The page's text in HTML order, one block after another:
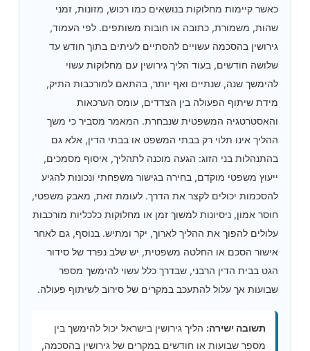
כאשר קיימות מחלוקות בנושאים כמו רכוש, מזונות, זמני
שהות, משמורת, כתובה או חובות משותפים. לפי העמוד,
גירושין בהסכמה עשויים להסתיים לעיתים בתוך חודש עד
שלושה חודשים, בעוד הליך גירושין עם מחלוקות עשוי
להימשך שנה, שנתיים ואף יותר, בהתאם למורכבות התיק,
מידת שיתוף הפעולה בין הצדדים, עומס הערכאות
והאסטרטגיה המשפטית שנבחרת. המאמר מסביר כי משך
ההליך אינו תלוי רק בבתי המשפט או בבתי הדין, אלא גם
בהתנהלות בני הזוג: הגעה מוכנה לתהליך, איסוף מסמכים,
ייעוץ משפטי מוקדם, בחירה בגישור משפחתי ונכונות להגיע
להסכמות יכולים לקצר את הדרך. לעומת זאת, מאבק משפטי,
חוסר אמון, ניסיונות למשוך זמן או מחלוקות כלכליות מורכבות
עלולים להפוך את ההליך לארוך, יקר ומתיש. בנוסף, גם לאחר
אישור הסכם או החלטה משפטית, יש שלב נפרד של סידור
הגט בבית הדין הרבני, שבדרך כלל עשוי להימשך מספר
שבועות אך עלול להתעכב במקרים של סירוב לשיתוף פעולה.
תשובה ישירה: הליך גירושין בישראל יכול להימשך בין
מספר שבועות או חודשים במקרים של גירושין בהסכמה,